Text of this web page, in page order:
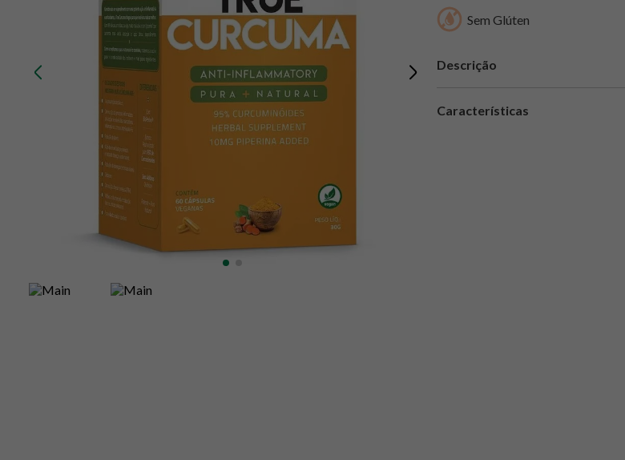
Sem Glúten
Descrição
Características
10º creatina mundo verde